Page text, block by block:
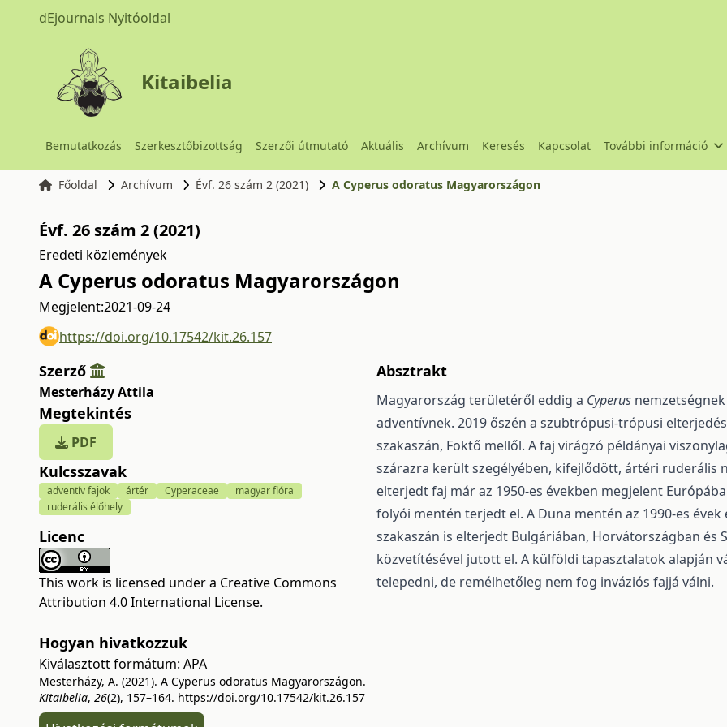
dEjournals Nyitóoldal
Kitaibelia
Bemutatkozás Szerkesztőbizottság Szerzői útmutató Aktuális Archívum Keresés Kapcsolat További információ
Főoldal Archívum Évf. 26 szám 2 (2021) A Cyperus odoratus Magyarországon
Évf. 26 szám 2 (2021)
Eredeti közlemények
A Cyperus odoratus Magyarországon
Megjelent:2021-09-24
https://doi.org/10.17542/kit.26.157
Szerző
Mesterházy Attila
Megtekintés
PDF
Kulcsszavak
adventív fajok ártér Cyperaceae
magyar flóra
ruderális élőhely
Licenc
This work is licensed under a Creative Commons
Attribution 4.0 International License.
Hogyan hivatkozzuk
Kiválasztott formátum: APA
Mesterházy, A. (2021). A Cyperus odoratus Magyarországon.
Kitaibelia, 26(2), 157–164. https://doi.org/10.17542/kit.26.157
Absztrakt
Magyarország területéről eddig a Cyperus
adventívnek. 2019 őszén a szubtrópusi-trópusi
szakaszán, Foktő mellől. A faj virágzó példányai
szárazra került szegélyében, kifejlődött, ártéri ruderális
elterjedt faj már az 1950-es években megjelent
folyói mentén terjedt el. A Duna mentén az 1990-es
szakaszán is elterjedt Bulgáriában, Horvátor­szágban és
közvetítésével jutott el. A külföldi tapasztala­tok alapján
telepedni, de remélhetőleg nem fog inváziós fajjá válni.